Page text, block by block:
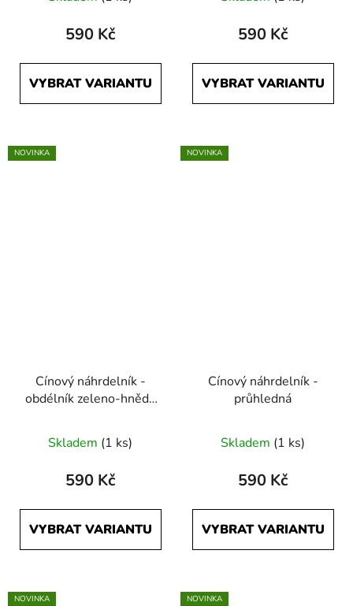
590 Kč
VYBRAT VARIANTU
590 Kč
VYBRAT VARIANTU
NOVINKA
Cínový náhrdelník -
obdélník zeleno-hnědá
Skladem (1 ks)
590 Kč
VYBRAT VARIANTU
NOVINKA
Cínový náhrdelník -
průhledná
Skladem (1 ks)
590 Kč
VYBRAT VARIANTU
NOVINKA NOVINKA